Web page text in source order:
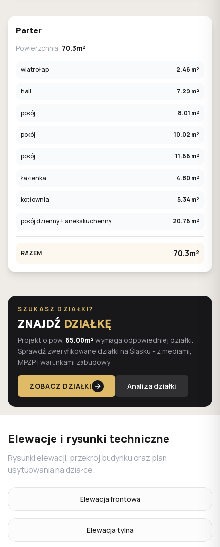
Parter
Powierzchnia: 70.3m²
wiatrołap 2.46 m²
hall 7.29 m²
pokój 8.01 m²
pokój 10.02 m²
pokój 11.66 m²
łazienka 4.80 m²
kotłownia 5.34 m²
pokój dzienny + aneks kuchenny 20.76 m²
RAZEM 70.3m²
SZUKASZ DZIAŁKI?
ZNAJDŹ DZIAŁKĘ
Projekt o pow. 65.00m² wymaga odpowiedniej działki.
Sprawdź zweryfikowane działki na Śląsku - z mediami,
MPZP i warunkami zabudowy.
ZOBACZ DZIAŁKI Analiza działki
Elewacje i rysunki techniczne
Rysunki elewacji, przekrój budynku oraz plan
usytuowania na działce.
Elewacja frontowa
Elewacja tylna